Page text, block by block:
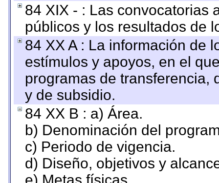
84 XIX - : Las convocatorias
públicos y los resultados de
84 XX A : La información de
estímulos y apoyos, en el
programas de transferencia,
y de subsidio.
84 XX B : a) Área.
b) Denominación del
c) Periodo de vigencia.
d) Diseño, objetivos y